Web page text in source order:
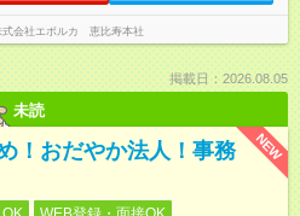
式会社エボルカ 恵比寿本社
掲載日：2026.08.05
未読
NEW
！おだやか法人！事務